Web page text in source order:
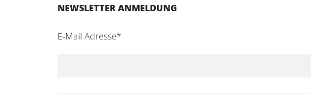
NEWSLETTER ANMELDUNG
E-Mail Adresse*